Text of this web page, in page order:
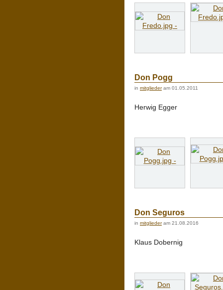
Don Pogg
in mitgliederam 01.05.2011
Herwig Egger
Don Seguros
in mitgliederam 21.08.2016
Klaus Dobernig